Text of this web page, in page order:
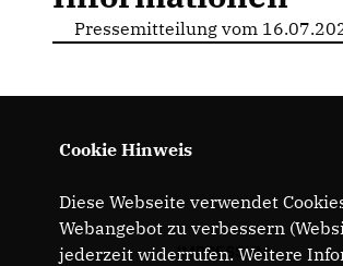
Pressemitteilung vom
IMPRESSUM
Cookie Hinweis
Diese Webseite verwendet
Webangebot zu verbessern
jederzeit widerrufen. Weitere